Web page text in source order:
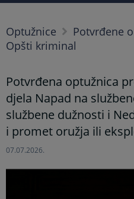
Optužnice
Potvrđene
Opšti kriminal
Potvrđena optužnica
djela Napad na
službene dužnosti i
i promet oružja ili
07.07.2026.